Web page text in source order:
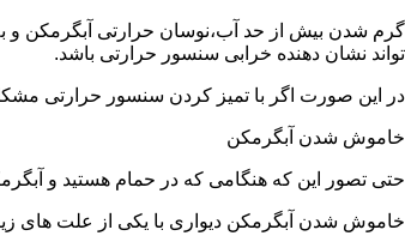
گرم شدن بیش از حد آب،نوسان حرارتی آبگرمکن
تواند نشان دهنده خرابی سنسور حرارتی باشد.
در این صورت اگر با تمیز کردن سنسور حرارتی
خاموش شدن آبگرمکن
حتی تصور این که هنگامی که در حمام هستید و
خاموش شدن آبگرمکن دیواری با یکی از علت های